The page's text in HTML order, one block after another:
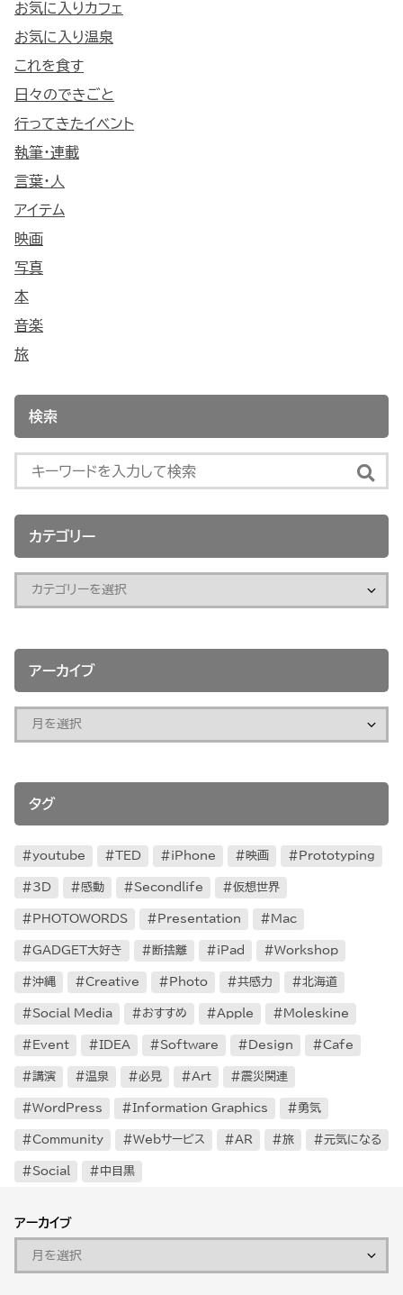
お気に入りカフェ
お気に入り温泉
これを食す
日々のできごと
行ってきたイベント
執筆・連載
言葉・人
アイテム
映画
写真
本
音楽
旅
検索
カテゴリー
アーカイブ
タグ
youtube TED iPhone 映画 Prototyping
3D 感動 Secondlife 仮想世界
PHOTOWORDS Presentation Mac
GADGET大好き 断捨離 iPad Workshop
沖縄 Creative Photo 共感力 北海道
Social Media おすすめ Apple Moleskine
Event IDEA Software Design Cafe
講演 温泉 必見 Art 震災関連
WordPress Information Graphics 勇気
Community Webサービス AR 旅 元気になる
Social 中目黒
アーカイブ